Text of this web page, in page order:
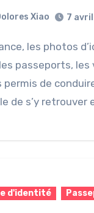
Xiao 7
passeports,
permis de
de s’y retrouver
d'identité